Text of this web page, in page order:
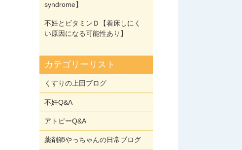
syndrome】
不妊とビタミンＤ【着床しにく
い原因になる可能性あり】
カテゴリーリスト
くすりの上田ブログ
不妊Q&A
アトピーQ&A
薬剤師やっちゃんの日常ブログ